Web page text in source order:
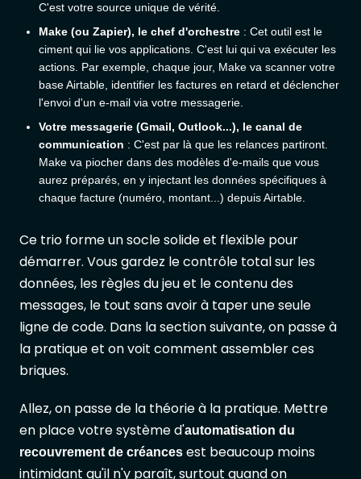
C'est votre source unique de vérité.
Make (ou Zapier), le chef d'orchestre : Cet outil est le
ciment qui lie vos applications. C'est lui qui va exécuter les
actions. Par exemple, chaque jour, Make va scanner votre
base Airtable, identifier les factures en retard et déclencher
l'envoi d'un e-mail via votre messagerie.
Votre messagerie (Gmail, Outlook...), le canal de
communication : C'est par là que les relances partiront.
Make va piocher dans des modèles d'e-mails que vous
aurez préparés, en y injectant les données spécifiques à
chaque facture (numéro, montant...) depuis Airtable.
Ce trio forme un socle solide et flexible pour
démarrer. Vous gardez le contrôle total sur les
données, les règles du jeu et le contenu des
messages, le tout sans avoir à taper une seule
ligne de code. Dans la section suivante, on passe à
la pratique et on voit comment assembler ces
briques.
Allez, on passe de la théorie à la pratique. Mettre
en place votre système d'automatisation du
recouvrement de créances est beaucoup moins
intimidant qu'il n'y paraît, surtout quand on